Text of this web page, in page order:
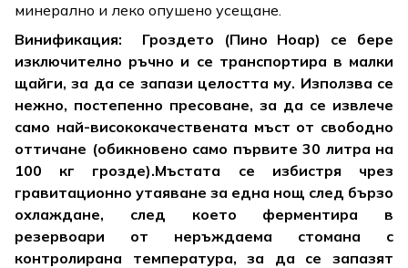
минерално и леко опушено усещане.
Винификация:
Гроздето (Пино Ноар) се бере
изключително ръчно и се транспортира в малки
щайги, за да се запази целостта му. Използва се
нежно, постепенно пресоване, за да се извлече
само най-висококачествената мъст от свободно
оттичане (обикновено само първите 30 литра на
100 кг грозде).Мъстата се избистря чрез
гравитационно утаяване за една нощ след бързо
охлаждане, след което ферментира в
резервоари от неръждаема стомана с
контролирана температура, за да се запазят